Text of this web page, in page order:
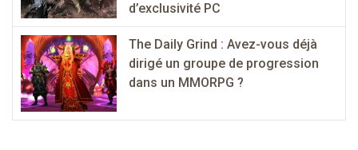
d’exclusivité PC
The Daily Grind : Avez-vous déjà
dirigé un groupe de progression
dans un MMORPG ?